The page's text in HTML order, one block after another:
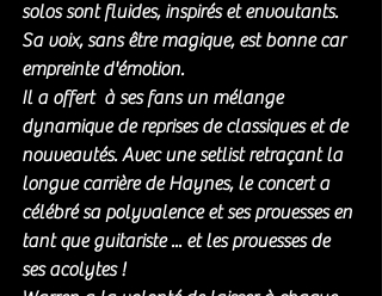
solos sont fluides, inspirés et envoutants.
Sa voix, sans être magique, est bonne car
empreinte d'émotion.
Il a offert  à ses fans un mélange
dynamique de reprises de classiques et de
nouveautés. Avec une setlist retraçant la
longue carrière de Haynes, le concert a
célébré sa polyvalence et ses prouesses en
tant que guitariste ... et les prouesses de
ses acolytes !